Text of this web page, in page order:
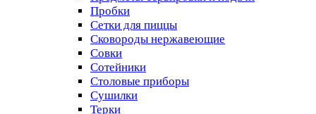
Пробки
Сетки для пиццы
Сковороды нержавеющие
Совки
Сотейники
Столовые приборы
Сушилки
Терки